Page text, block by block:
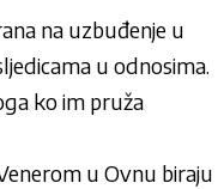
na uzbuđenje u
u odnosima.
ko im pruža
u Ovnu biraju